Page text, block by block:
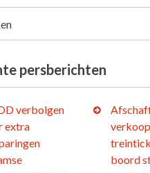
persberichten
verbolgen
extra
verkoop
boord